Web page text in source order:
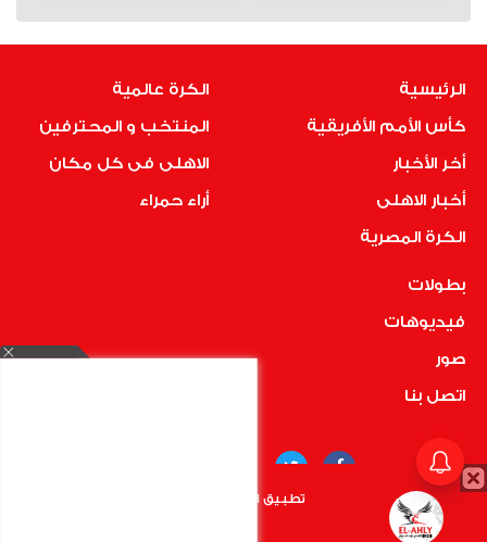
الرئيسية
كأس الأمم الأفريقية
أخر الأخبار
أخبار الاهلى
الكرة المصرية
الكرة عالمية
المنتخب و المحترفين
الاهلى فى كل مكان
أراء حمراء
بطولات
فيديوهات
صور
اتصل بنا
COPYRIGHT © 2019 RedMedia | ALL RIGHTS RESERVED
تطبيق الأهلي.كوم متاح الأن